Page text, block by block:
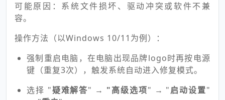
可能原因：系统文件损坏、驱动冲突或软件不兼
容。
操作方法（以Windows 10/11为例）：
强制重启电脑，在电脑出现品牌logo时再按电源
键（重复3次），触发系统自动进入修复模式。
选择 "疑难解答" → "高级选项" → "启动设置"